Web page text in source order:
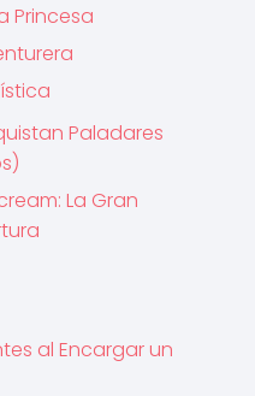
Princesa
Paladares
La Gran
al Encargar un